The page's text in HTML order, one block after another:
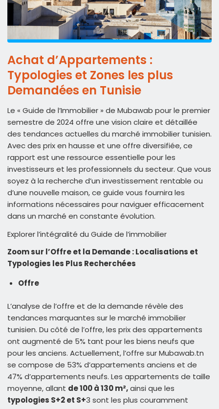
Achat d’Appartements :
Typologies et Zones les plus
Demandées en Tunisie
Le « Guide de l’Immobilier » de Mubawab pour le premier
semestre de 2024 offre une vision claire et détaillée
des tendances actuelles du marché immobilier tunisien.
Avec des prix en hausse et une offre diversifiée, ce
rapport est une ressource essentielle pour les
investisseurs et les professionnels du secteur. Que vous
soyez à la recherche d’un investissement rentable ou
d’une nouvelle maison, ce guide vous fournira les
informations nécessaires pour naviguer efficacement
dans un marché en constante évolution.
Explorer l’intégralité du Guide de l’immobilier
Zoom sur l’Offre et la Demande : Localisations et
Typologies les Plus Recherchées
Offre
L’analyse de l’offre et de la demande révèle des
tendances marquantes sur le marché immobilier
tunisien. Du côté de l’offre, les prix des appartements
ont augmenté de 5% tant pour les biens neufs que
pour les anciens. Actuellement, l’offre sur Mubawab.tn
se compose de 53% d’appartements anciens et de
47% d’appartements neufs. Les appartements de taille
moyenne, allant de 100 à 130 m²,ainsi que les
typologies S+2 et S+3 sont les plus couramment